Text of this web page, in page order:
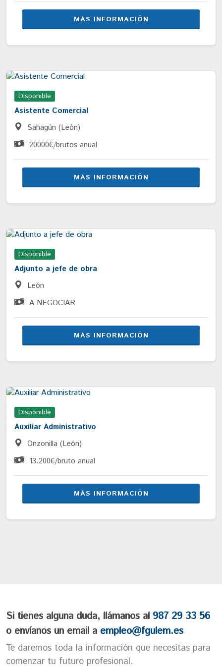
MÁS INFORMACIÓN
Disponible
Asistente Comercial
Sahagún (León)
20000€/brutos anual
MÁS INFORMACIÓN
Disponible
Adjunto a jefe de obra
León
A NEGOCIAR
MÁS INFORMACIÓN
Disponible
Auxiliar Administrativo
Onzonilla (León)
13.200€/bruto anual
MÁS INFORMACIÓN
Si tienes alguna duda, llámanos al 987 29 33 56
o envíanos un email a empleo@fgulem.es
Te daremos toda la información que necesitas para
comenzar tu futuro profesional.